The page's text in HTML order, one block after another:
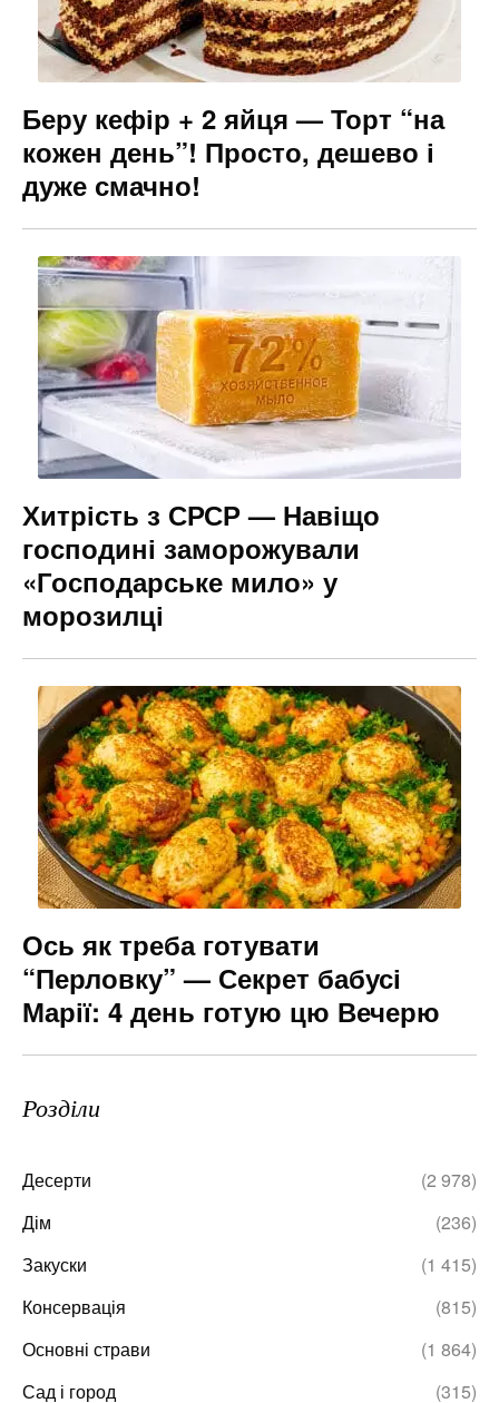
Беру кефір + 2 яйця — Торт “на
кожен день”! Просто, дешево і
дуже смачно!
Хитрість з СРСР — Навіщо
господині заморожували
«Господарське мило» у
морозилці
Ось як треба готувати
“Перловку” — Секрет бабусі
Марії: 4 день готую цю Вечерю
Розділи
Десерти
(2 978)
Дім
(236)
Закуски
(1 415)
Консервація
(815)
Основні страви
(1 864)
Сад і город
(315)